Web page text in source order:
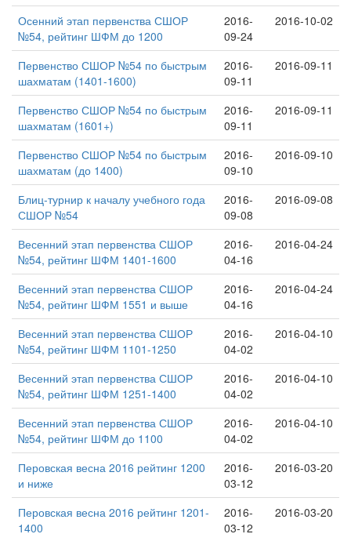
Осенний этап первенства СШОР
№54, рейтинг ШФМ до 1200
2016-
09-24
2016-10-02
Первенство СШОР №54 по быстрым
шахматам (1401-1600)
2016-
09-11
2016-09-11
Первенство СШОР №54 по быстрым
шахматам (1601+)
2016-
09-11
2016-09-11
Первенство СШОР №54 по быстрым
шахматам (до 1400)
2016-
09-10
2016-09-10
Блиц-турнир к началу учебного года
СШОР №54
2016-
09-08
2016-09-08
Весенний этап первенства СШОР
№54, рейтинг ШФМ 1401-1600
2016-
04-16
2016-04-24
Весенний этап первенства СШОР
№54, рейтинг ШФМ 1551 и выше
2016-
04-16
2016-04-24
Весенний этап первенства СШОР
№54, рейтинг ШФМ 1101-1250
2016-
04-02
2016-04-10
Весенний этап первенства СШОР
№54, рейтинг ШФМ 1251-1400
2016-
04-02
2016-04-10
Весенний этап первенства СШОР
№54, рейтинг ШФМ до 1100
2016-
04-02
2016-04-10
Перовская весна 2016 рейтинг 1200
и ниже
2016-
03-12
2016-03-20
Перовская весна 2016 рейтинг 1201-
1400
2016-
03-12
2016-03-20